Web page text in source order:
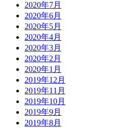
2020年7月
2020年6月
2020年5月
2020年4月
2020年3月
2020年2月
2020年1月
2019年12月
2019年11月
2019年10月
2019年9月
2019年8月